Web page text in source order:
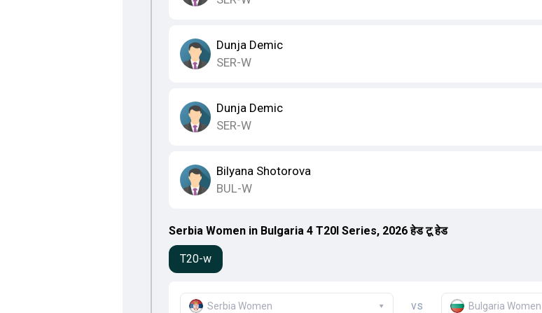
Dunja Demic
SER-W
Dunja Demic
SER-W
Bilyana Shotorova
BUL-W
Serbia Women in Bulgaria 4 T20I Series, 2026 हेड टू हेड
T20-w
Serbia Women ▾ vs Bulgaria Women